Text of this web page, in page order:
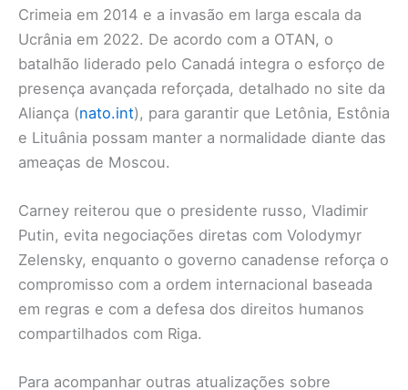
Crimeia em 2014 e a invasão em larga escala da
Ucrânia em 2022. De acordo com a OTAN, o
batalhão liderado pelo Canadá integra o esforço de
presença avançada reforçada, detalhado no site da
Aliança (nato.int), para garantir que Letônia, Estônia
e Lituânia possam manter a normalidade diante das
ameaças de Moscou.
Carney reiterou que o presidente russo, Vladimir
Putin, evita negociações diretas com Volodymyr
Zelensky, enquanto o governo canadense reforça o
compromisso com a ordem internacional baseada
em regras e com a defesa dos direitos humanos
compartilhados com Riga.
Para acompanhar outras atualizações sobre